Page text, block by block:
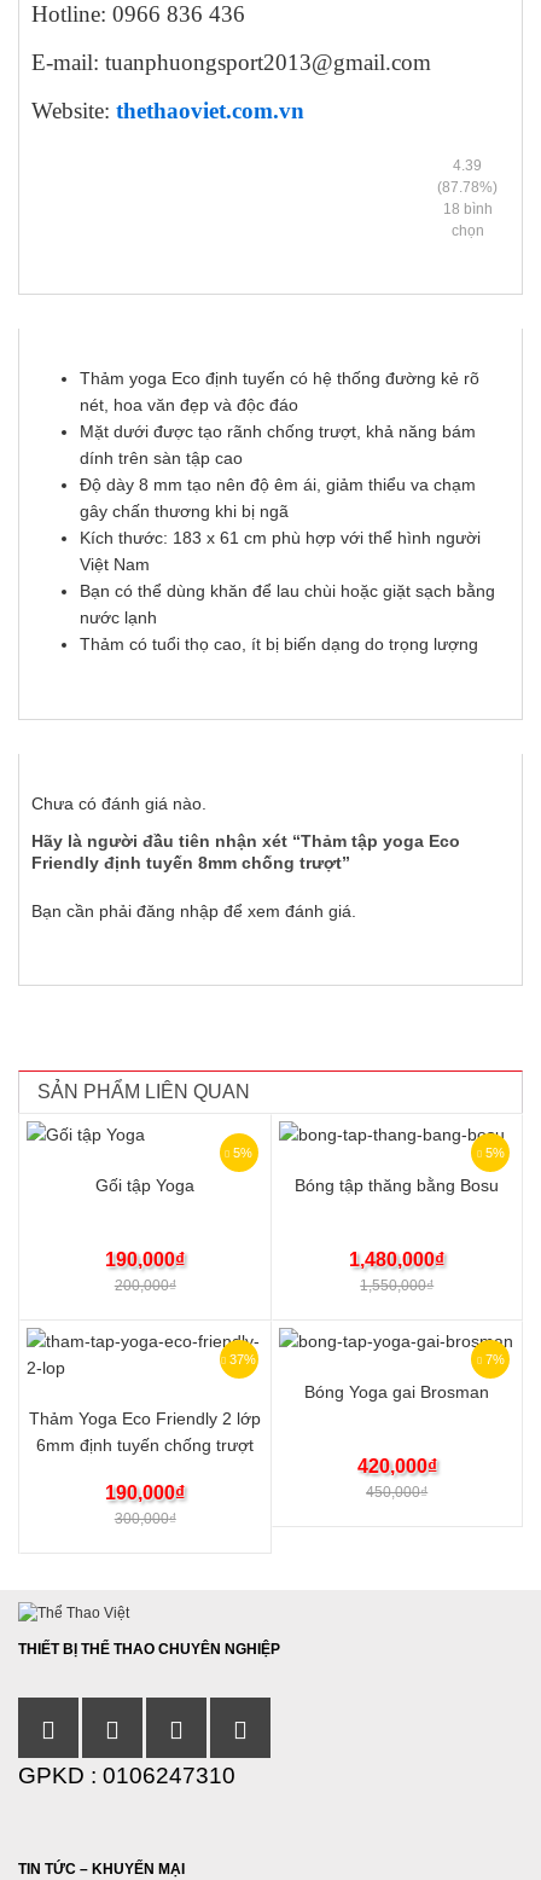
Hotline: 0966 836 436
E-mail: tuanphuongsport2013@gmail.com
Website: thethaoviet.com.vn
4.39
(87.78%)
18 bình
chọn
Thảm yoga Eco định tuyến có hệ thống đường kẻ rõ
nét, hoa văn đẹp và độc đáo
Mặt dưới được tạo rãnh chống trượt, khả năng bám
dính trên sàn tập cao
Độ dày 8 mm tạo nên độ êm ái, giảm thiểu va chạm
gây chấn thương khi bị ngã
Kích thước: 183 x 61 cm phù hợp với thể hình người
Việt Nam
Bạn có thể dùng khăn để lau chùi hoặc giặt sạch bằng
nước lạnh
Thảm có tuổi thọ cao, ít bị biến dạng do trọng lượng
Chưa có đánh giá nào.
Hãy là người đầu tiên nhận xét “Thảm tập yoga Eco
Friendly định tuyến 8mm chống trượt”
Bạn cần phải đăng nhập để xem đánh giá.
SẢN PHẨM LIÊN QUAN
5%
Gối tập Yoga
200,000₫
190,000₫
5%
Bóng tập thăng bằng Bosu
1,550,000₫
1,480,000₫
37%
Thảm Yoga Eco Friendly 2 lớp
6mm định tuyến chống trượt
300,000₫
190,000₫
7%
Bóng Yoga gai Brosman
450,000₫
420,000₫
THIẾT BỊ THỂ THAO CHUYÊN NGHIỆP
GPKD : 0106247310
TIN TỨC – KHUYẾN MẠI